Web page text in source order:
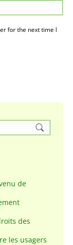
for the next time I
de
des
les usagers